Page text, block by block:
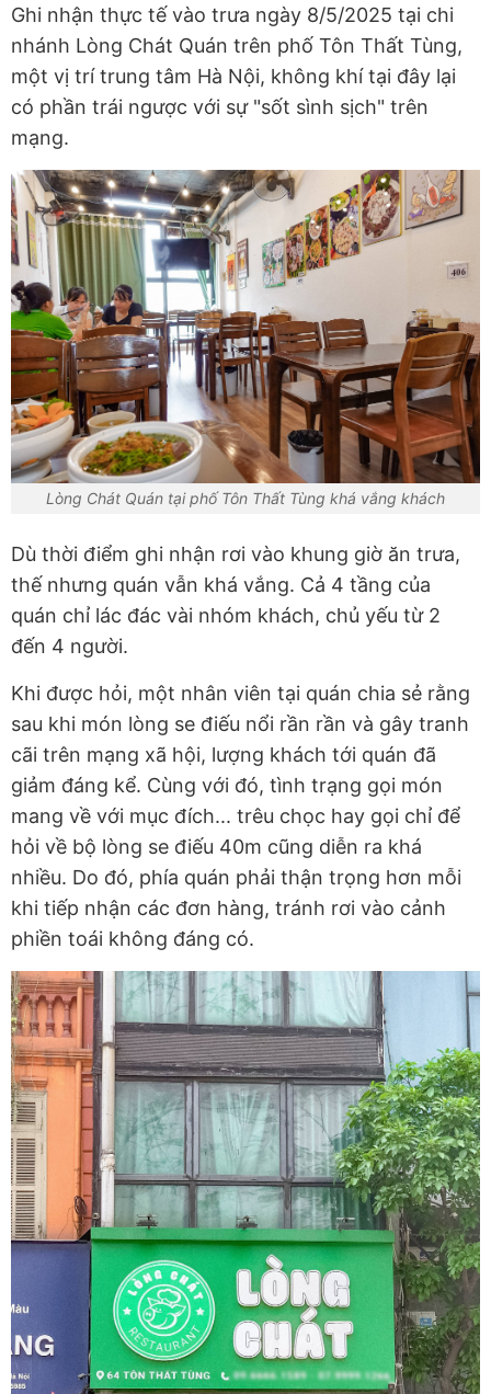
Ghi nhận thực tế vào trưa ngày 8/5/2025 tại chi
nhánh Lòng Chát Quán trên phố Tôn Thất Tùng,
một vị trí trung tâm Hà Nội, không khí tại đây lại
có phần trái ngược với sự "sốt sình sịch" trên
mạng.
Lòng Chát Quán tại phố Tôn Thất Tùng khá vắng khách
Dù thời điểm ghi nhận rơi vào khung giờ ăn trưa,
thế nhưng quán vẫn khá vắng. Cả 4 tầng của
quán chỉ lác đác vài nhóm khách, chủ yếu từ 2
đến 4 người.
Khi được hỏi, một nhân viên tại quán chia sẻ rằng
sau khi món lòng se điếu nổi rần rần và gây tranh
cãi trên mạng xã hội, lượng khách tới quán đã
giảm đáng kể. Cùng với đó, tình trạng gọi món
mang về với mục đích... trêu chọc hay gọi chỉ để
hỏi về bộ lòng se điếu 40m cũng diễn ra khá
nhiều. Do đó, phía quán phải thận trọng hơn mỗi
khi tiếp nhận các đơn hàng, tránh rơi vào cảnh
phiền toái không đáng có.